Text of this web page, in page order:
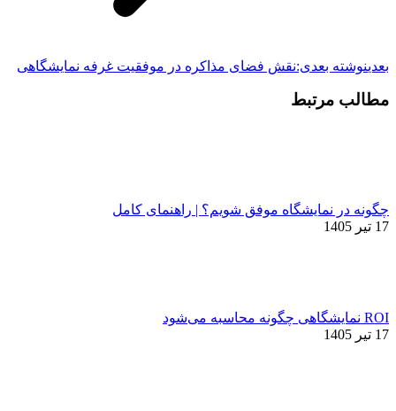
بعدینوشته بعدی:نقش فضای مذاکره در موفقیت غرفه نمایشگاهی
مطالب مرتبط
چگونه در نمایشگاه موفق شویم؟ | راهنمای کامل
17 تیر 1405
ROI نمایشگاهی چگونه محاسبه می‌شود
17 تیر 1405